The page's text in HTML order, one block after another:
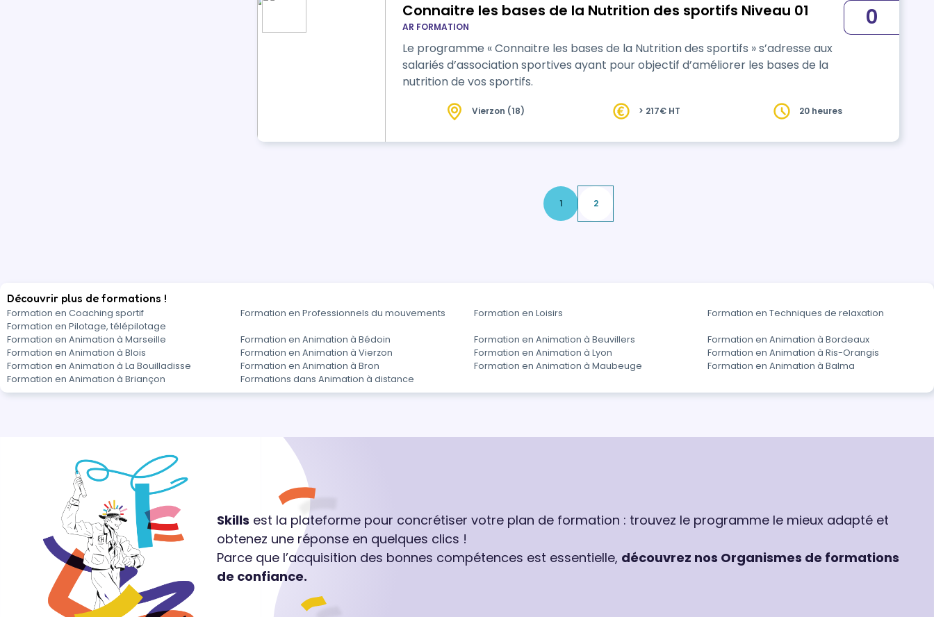
Connaitre les bases de la Nutrition des sportifs Niveau 01
AR FORMATION
Le programme « Connaitre les bases de la Nutrition des sportifs » s’adresse aux
salariés d’association sportives ayant pour objectif d’améliorer les bases de la
nutrition de vos sportifs.
0
Vierzon (18) > 217€ HT 20 heures
1 2
Découvrir plus de formations !
Formation en Coaching sportif Formation en Professionnels du mouvements Formation en Loisirs
Formation en Techniques de relaxation
Formation en Pilotage, télépilotage
Formation en Animation à Marseille
Formation en Animation à Bédoin Formation en Animation à Beuvillers
Formation en Animation à Bordeaux
Formation en Animation à Blois
Formation en Animation à Vierzon Formation en Animation à Lyon
Formation en Animation à Ris-Orangis
Formation en Animation à La Bouilladisse
Formation en Animation à Bron Formation en Animation à Maubeuge
Formation en Animation à Balma
Formation en Animation à Briançon
Formations dans Animation à distance
Skills est la plateforme pour concrétiser votre plan de formation : trouvez le programme le mieux adapté et
obtenez une réponse en quelques clics !
Parce que l’acquisition des bonnes compétences est essentielle, découvrez nos Organismes de formations
de confiance.